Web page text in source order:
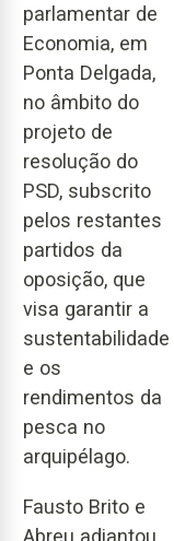
parlamentar de
Economia, em
Ponta Delgada,
no âmbito do
projeto de
resolução do
PSD, subscrito
pelos restantes
partidos da
oposição, que
visa garantir a
sustentabilidade
e os
rendimentos da
pesca no
arquipélago.
Fausto Brito e
Abreu adiantou